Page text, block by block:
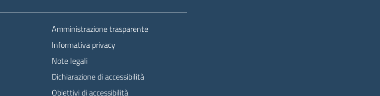
Amministrazione trasparente
Informativa privacy
Note legali
Dichiarazione di accessibilità
Obiettivi di accessibilità